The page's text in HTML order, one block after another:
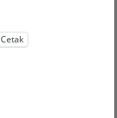
Cetak